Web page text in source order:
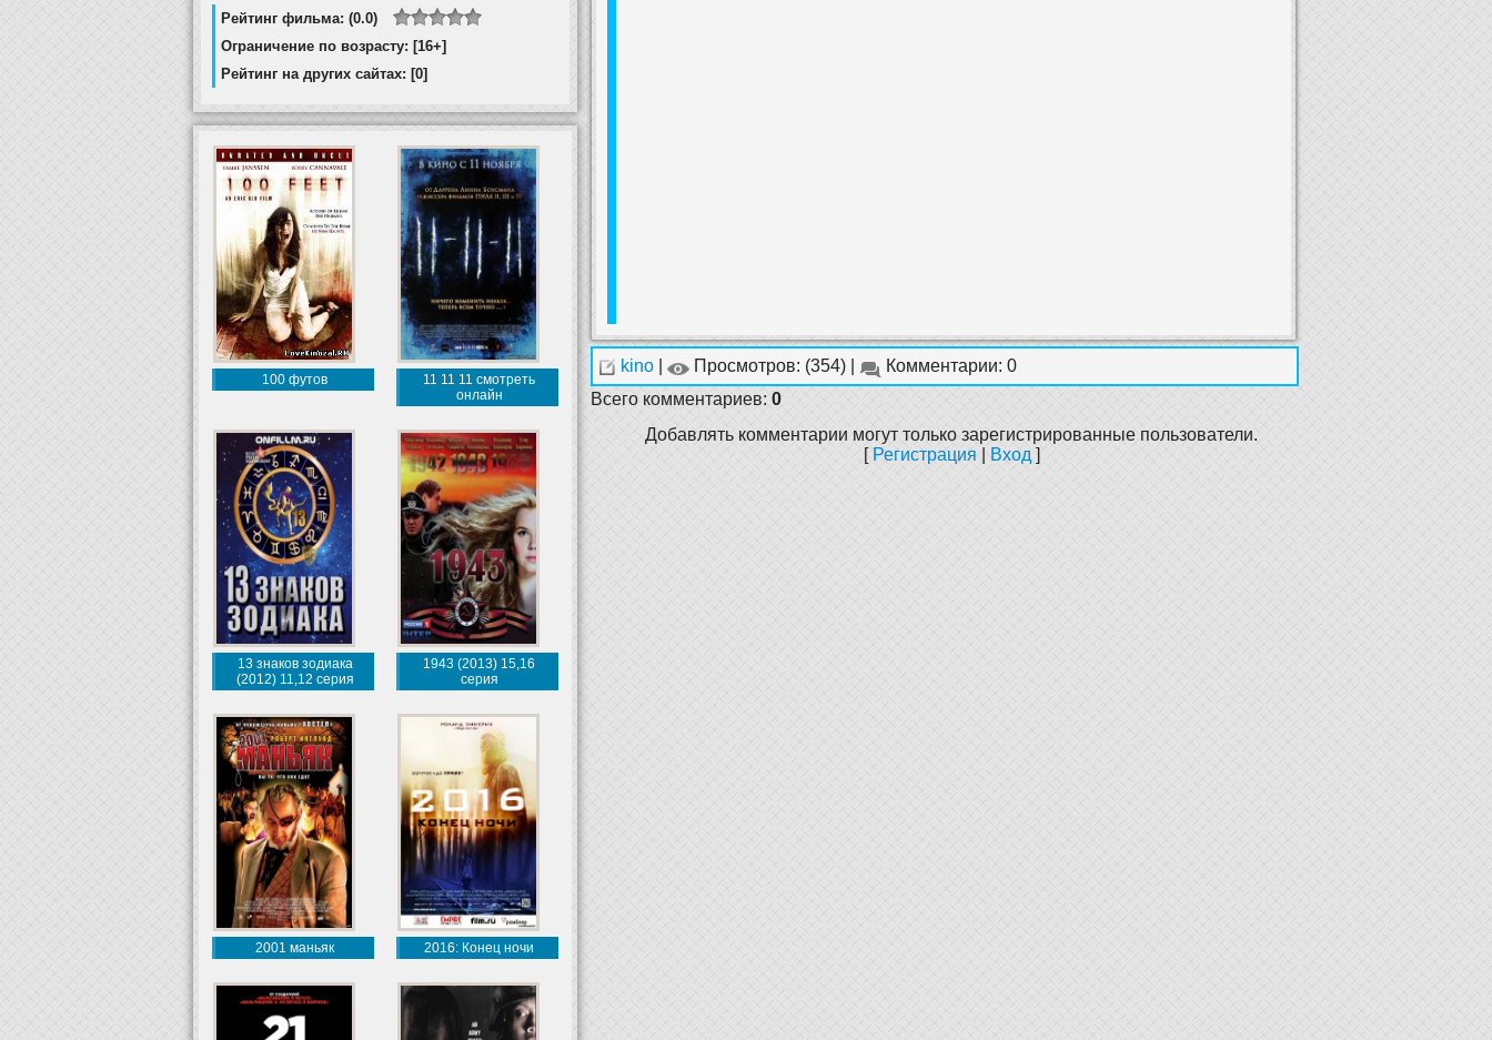
Рейтинг фильма: (0.0)
Ограничение по возрасту: [16+]
Рейтинг на других сайтах: [0]
100 футов
11 11 11 смотреть
онлайн
13 знаков зодиака
(2012) 11,12 серия
1943 (2013) 15,16
серия
2001 маньяк 2016: Конец ночи
kino Просмотров: (354) |
Комментарии: 0
Всего комментариев: 0
Добавлять комментарии могут только зарегистрированные пользователи.
[ Регистрация Вход ]